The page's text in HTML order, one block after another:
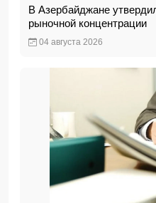
В Азербайджане
рыночной концентрации
04 августа 2026